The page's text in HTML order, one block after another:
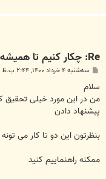
Re: چکار کنیم تا همیشه جوان تربه نظربیاییم؟
ت
سه‌شنبه ۴ خرداد ۱۴۰۰, ۲:۴۴ ب.ظ
سلام
من در این مورد خیلی تحقیق
پیشنهاد دادن
بنظرتون این دو تا کار می
ممکنه راهنماییم کنید